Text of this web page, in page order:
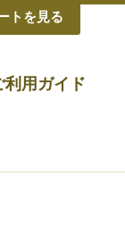
利用ガイド
トを見る